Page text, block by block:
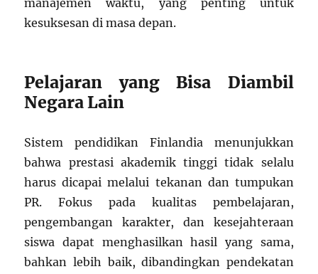
manajemen waktu, yang penting untuk
kesuksesan di masa depan.
Pelajaran yang Bisa Diambil
Negara Lain
Sistem pendidikan Finlandia menunjukkan
bahwa prestasi akademik tinggi tidak selalu
harus dicapai melalui tekanan dan tumpukan
PR. Fokus pada kualitas pembelajaran,
pengembangan karakter, dan kesejahteraan
siswa dapat menghasilkan hasil yang sama,
bahkan lebih baik, dibandingkan pendekatan